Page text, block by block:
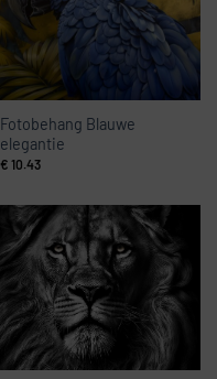
Fotobehang Blauwe
elegantie
€ 10.43